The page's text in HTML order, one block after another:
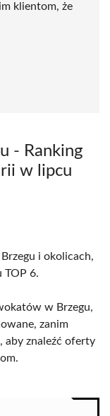
klientom, że
- Ranking
w lipcu
i okolicach,
TOP 6.
w Brzegu,
zanim
aby znaleźć oferty